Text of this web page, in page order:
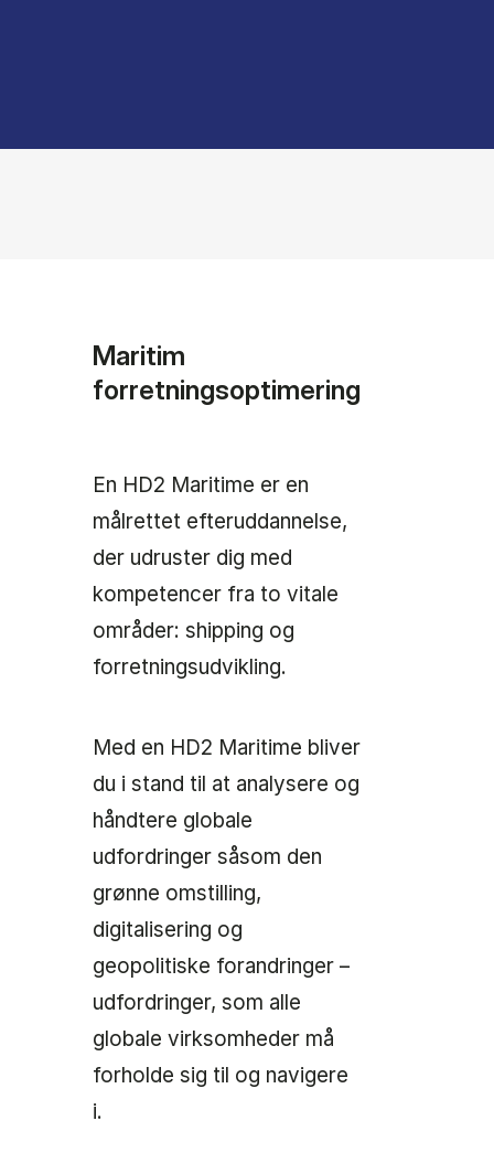
Maritim
forretningsoptimering
En HD2 Maritime er en
målrettet efteruddannelse,
der udruster dig med
kompetencer fra to vitale
områder: shipping og
forretningsudvikling.
Med en HD2 Maritime bliver
du i stand til at analysere og
håndtere globale
udfordringer såsom den
grønne omstilling,
digitalisering og
geopolitiske forandringer –
udfordringer, som alle
globale virksomheder må
forholde sig til og navigere
i.